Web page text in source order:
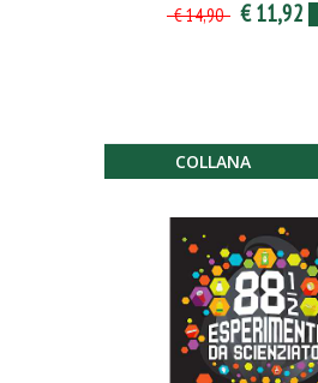
€ 14,90 € 11,92
COLLANA